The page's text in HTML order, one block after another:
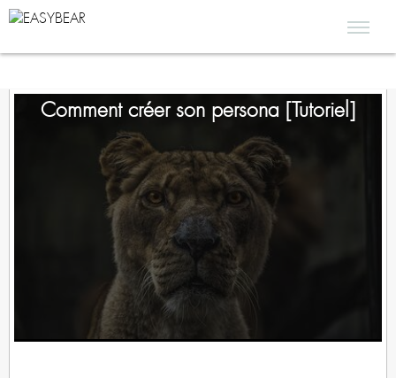
Comment créer son persona [Tutoriel]